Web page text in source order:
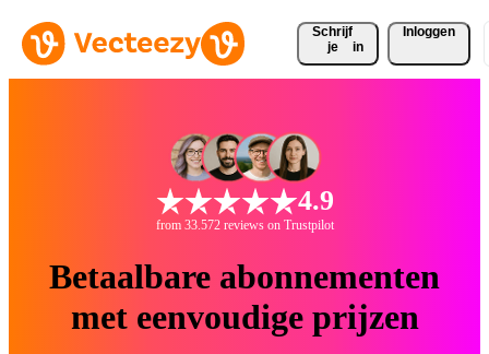
Schrijf
je
in
Inloggen
4.9
from 33.572 reviews on Trustpilot
Betaalbare abonnementen
met eenvoudige prijzen